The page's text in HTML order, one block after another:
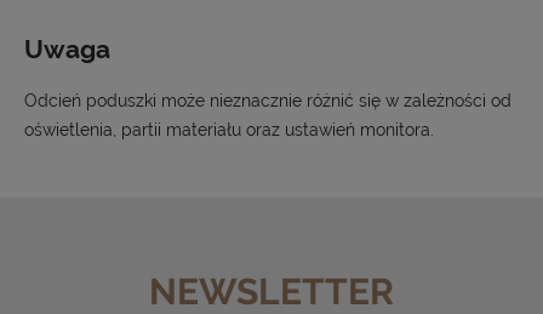
Uwaga
Odcień poduszki może nieznacznie różnić się w zależności od
oświetlenia, partii materiału oraz ustawień monitora.
NEWSLETTER